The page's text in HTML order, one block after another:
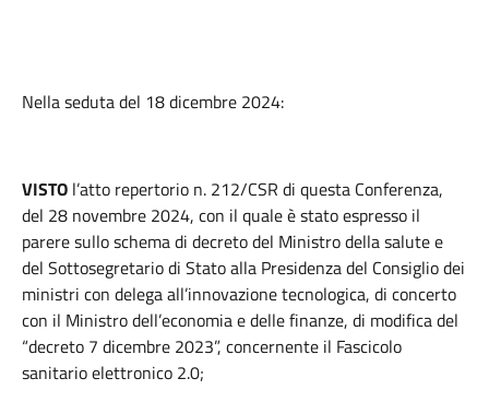
Nella seduta del 18 dicembre 2024:
VISTO l’atto repertorio n. 212/CSR di questa Conferenza,
del 28 novembre 2024, con il quale è stato espresso il
parere sullo schema di decreto del Ministro della salute e
del Sottosegretario di Stato alla Presidenza del Consiglio dei
ministri con delega all’innovazione tecnologica, di concerto
con il Ministro dell’economia e delle finanze, di modifica del
“decreto 7 dicembre 2023”, concernente il Fascicolo
sanitario elettronico 2.0;